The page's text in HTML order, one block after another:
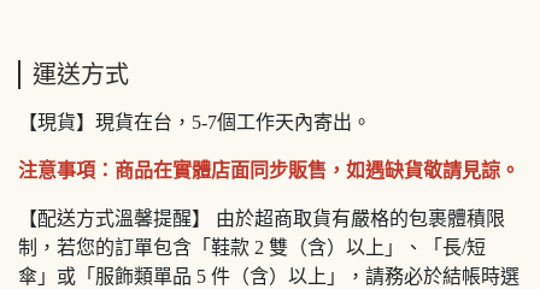
運送方式
【現貨】現貨在台，5-7個工作天內寄出。
注意事項：商品在實體店面同步販售，如遇缺貨敬請見諒。
【配送方式溫馨提醒】 由於超商取貨有嚴格的包裹體積限
制，若您的訂單包含「鞋款 2 雙（含）以上」、「長/短
傘」或「服飾類單品 5 件（含）以上」，請務必於結帳時選